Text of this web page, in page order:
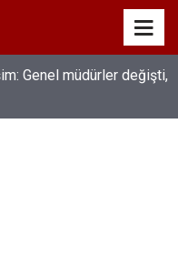
Genel müdürler değişti,